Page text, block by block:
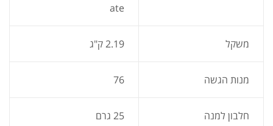
ate
משקל 2.19 ק"ג
מנות הגשה 76
חלבון למנה 25 גרם